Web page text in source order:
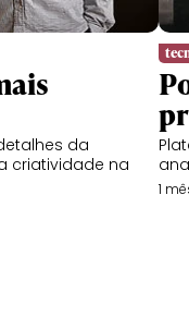
da
criatividade na
1